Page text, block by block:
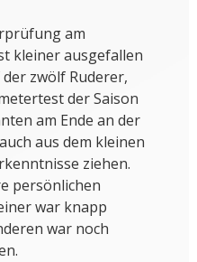
am
kleiner ausgefallen
zwölf Ruderer,
der Saison
am Ende an der
aus dem kleinen
ziehen.
persönlichen
war knapp
war noch